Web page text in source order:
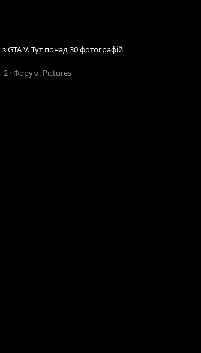
GTA V. Тут понад 30 фотографій
2 Форум: Pictures